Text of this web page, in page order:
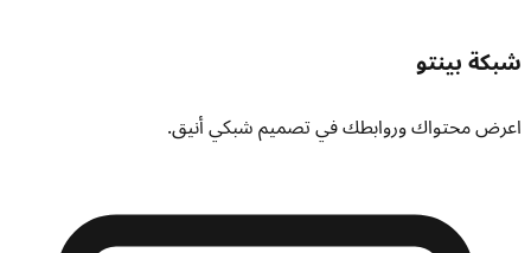
شبكة بينتو
اعرض محتواك وروابطك في تصميم شبكي أنيق.